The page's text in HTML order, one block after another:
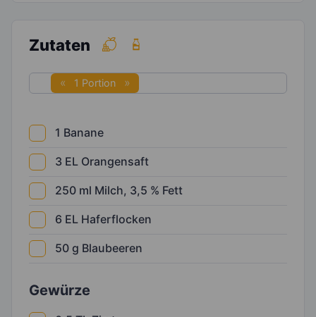
Zutaten
1 Portion
1 Banane
3 EL Orangensaft
250 ml Milch, 3,5 % Fett
6 EL Haferflocken
50 g Blaubeeren
Gewürze